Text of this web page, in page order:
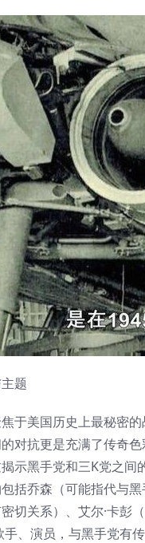
题
于美国历史上最秘密
对抗更是充满了传奇色
示黑手党和三K党之
括乔森（可能指代与
切关系）、艾尔·卡彭
手、演员，与黑手党有